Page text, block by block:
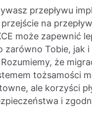
przepływu
na przepływ
może zapewnić
zarówno Tobie, jak i
że
tożsamości
ale korzyści
i